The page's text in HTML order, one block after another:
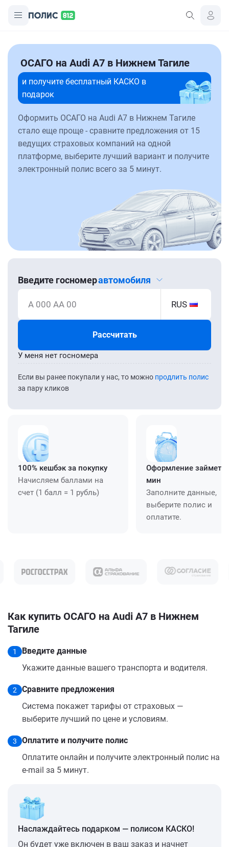
ОСАГО на Audi A7 в Нижнем Тагиле
и получите бесплатный КАСКО в
подарок
Оформить ОСАГО на Audi A7 в Нижнем Тагиле
стало еще проще - сравните предложения от 15
ведущих страховых компаний на одной
платформе, выберите лучший вариант и получите
электронный полис всего за 5 минут.
Введите госномеравтомобиля
А 000 АА 00 RUS
Рассчитать
Если вы ранее покупали у нас, то можно продлить полис
за пару кликов
У меня нет госномера
100% кешбэк за покупку
Начисляем баллами на
счет (1 балл = 1 рубль)
Оформление займет
мин
Заполните данные,
выберите полис и
оплатите.
Как купить ОСАГО на Audi A7 в Нижнем
Тагиле
1
Введите данные
Укажите данные вашего транспорта и водителя.
2
Сравните предложения
Система покажет тарифы от страховых —
выберите лучший по цене и условиям.
3
Оплатите и получите полис
Оплатите онлайн и получите электронный полис на
e-mail за 5 минут.
Наслаждайтесь подарком — полисом КАСКО!
Он будет уже включен в ваш заказ и начнет